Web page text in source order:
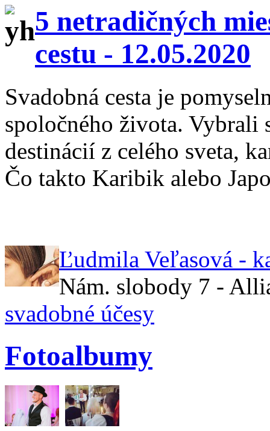
5 netradičných
cestu - 12.05.2020
Svadobná cesta je
spoločného života. Vybrali
destinácií z celého sveta,
Čo takto Karibik alebo
Ľudmila Veľasová -
Nám. slobody 7 -
svadobné účesy
Fotoalbumy